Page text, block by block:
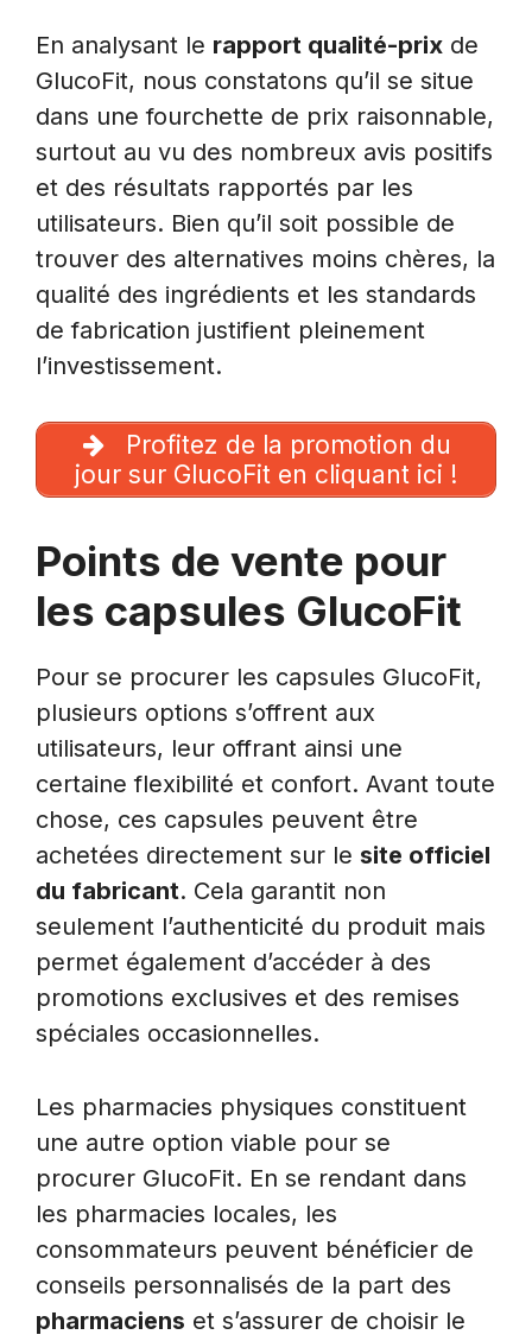
En analysant le rapport qualité-prix de
GlucoFit, nous constatons qu’il se situe
dans une fourchette de prix raisonnable,
surtout au vu des nombreux avis positifs
et des résultats rapportés par les
utilisateurs. Bien qu’il soit possible de
trouver des alternatives moins chères, la
qualité des ingrédients et les standards
de fabrication justifient pleinement
l’investissement.
Profitez de la promotion du
jour sur GlucoFit en cliquant ici !
Points de vente pour
les capsules GlucoFit
Pour se procurer les capsules GlucoFit,
plusieurs options s’offrent aux
utilisateurs, leur offrant ainsi une
certaine flexibilité et confort. Avant toute
chose, ces capsules peuvent être
achetées directement sur le site officiel
du fabricant. Cela garantit non
seulement l’authenticité du produit mais
permet également d’accéder à des
promotions exclusives et des remises
spéciales occasionnelles.
Les pharmacies physiques constituent
une autre option viable pour se
procurer GlucoFit. En se rendant dans
les pharmacies locales, les
consommateurs peuvent bénéficier de
conseils personnalisés de la part des
pharmaciens et s’assurer de choisir le